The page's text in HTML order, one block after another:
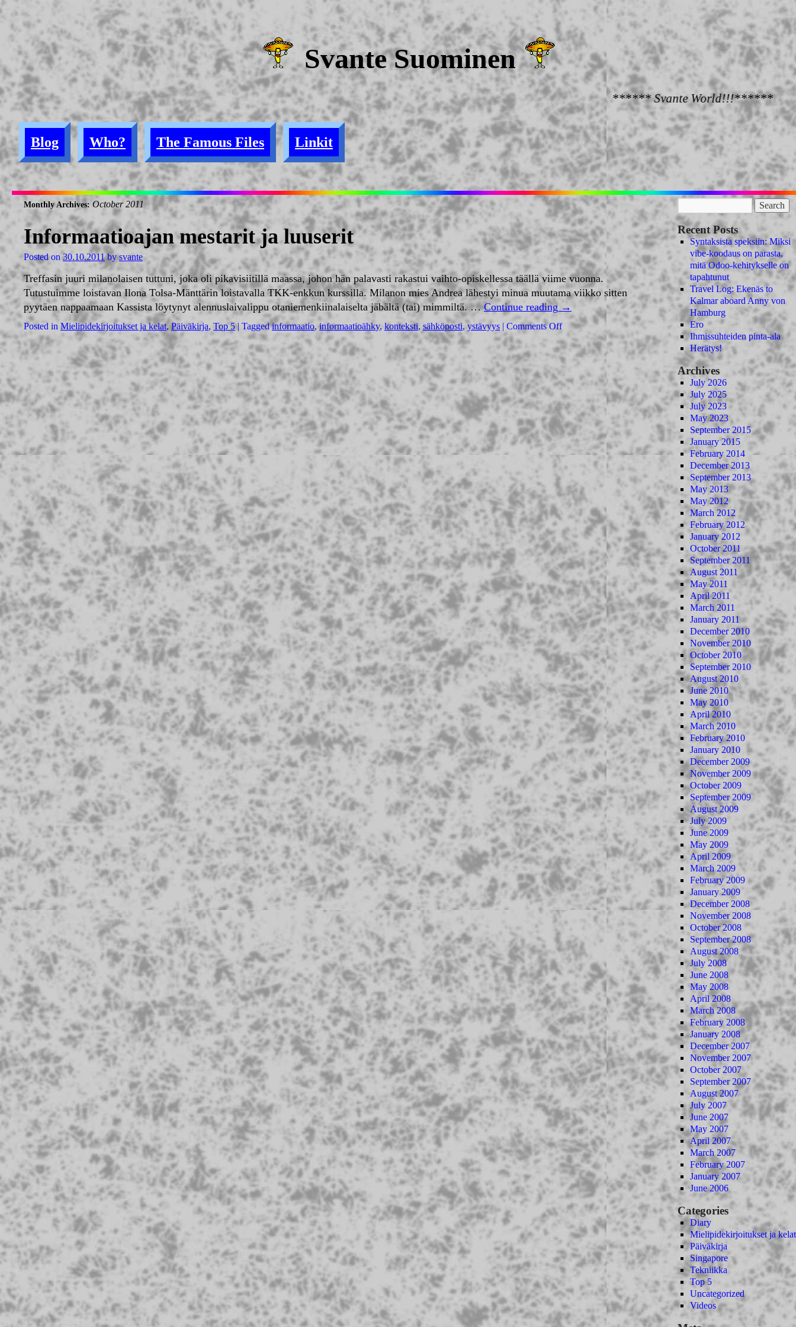
Svante Suominen
****** Svante World!!!******
Blog Who? The Famous Files Linkit
Monthly Archives: October 2011
Informaatioajan mestarit ja luuserit
Posted on 30.10.2011 by svante
Treffasin juuri milanolaisen tuttuni, joka oli pikavisiitillä maassa, johon hän palavasti rakastui vaihto-opiskellessa täällä viime vuonna.
Tutustuimme loistavan Ilona Tolsa-Mänttärin loistavalla TKK-enkkun kurssilla. Milanon mies Andrea lähestyi minua muutama viikko sitten
pyytäen nappaamaan Kassista löytynyt alennuslaivalippu otaniemenkiinalaiselta jäbältä (tai) mimmiltä. …Continue reading →
Posted in Mielipidekirjoitukset ja kelat,Päiväkirja, Top 5 | Tagged informaatio,informaatioähky, konteksti, sähköposti, ystävyys | Comments Off
Recent Posts
Syntaksista speksiin: Miksi
vibe-koodaus on parasta,
mitä Odoo-kehitykselle on
tapahtunut
Travel Log: Ekenäs to
Kalmar aboard Anny von
Hamburg
Ero
Ihmissuhteiden pinta-ala
Herätys!
Archives
July 2026
July 2025
July 2023
May 2023
September 2015
January 2015
February 2014
December 2013
September 2013
May 2013
May 2012
March 2012
February 2012
January 2012
October 2011
September 2011
August 2011
May 2011
April 2011
March 2011
January 2011
December 2010
November 2010
October 2010
September 2010
August 2010
June 2010
May 2010
April 2010
March 2010
February 2010
January 2010
December 2009
November 2009
October 2009
September 2009
August 2009
July 2009
June 2009
May 2009
April 2009
March 2009
February 2009
January 2009
December 2008
November 2008
October 2008
September 2008
August 2008
July 2008
June 2008
May 2008
April 2008
March 2008
February 2008
January 2008
December 2007
November 2007
October 2007
September 2007
August 2007
July 2007
June 2007
May 2007
April 2007
March 2007
February 2007
January 2007
June 2006
Categories
Diary
Mielipidekirjoitukset ja kelat
Päiväkirja
Singapore
Tekniikka
Top 5
Uncategorized
Videos